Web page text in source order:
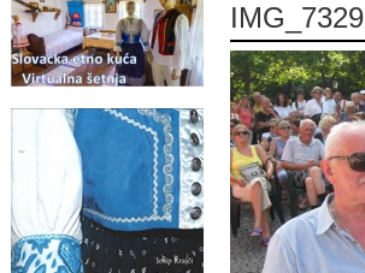
IMG_7329